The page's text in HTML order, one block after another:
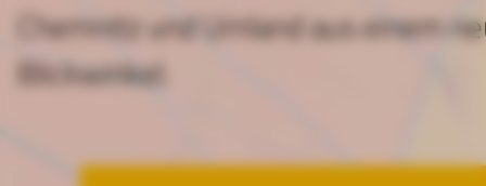
Chemnitz und Umland aus einem
Blickwinkel.